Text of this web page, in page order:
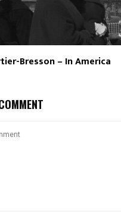
Bresson – In America